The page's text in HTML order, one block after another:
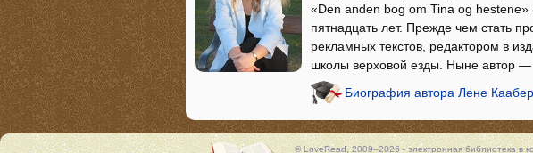
«Den anden bog om Tina og
пятнадцать лет. Прежде чем стать
рекламных текстов, редактором в
школы верховой езды. Ныне автор —
Биография автора Лене
© LoveRead, 2009–2026 - электронная библиотека в